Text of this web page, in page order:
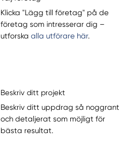
Klicka "Lägg till företag" på de
företag som intresserar dig –
utforskaalla utförare här.
Beskriv ditt projekt
Beskriv ditt uppdrag så noggrant
och detaljerat som möjligt för
bästa resultat.